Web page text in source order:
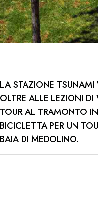
LA STAZIONE TSUNAMI
OLTRE ALLE LEZIONI DI
TOUR AL TRAMONTO
BICICLETTA PER UN
BAIA DI MEDOLINO.